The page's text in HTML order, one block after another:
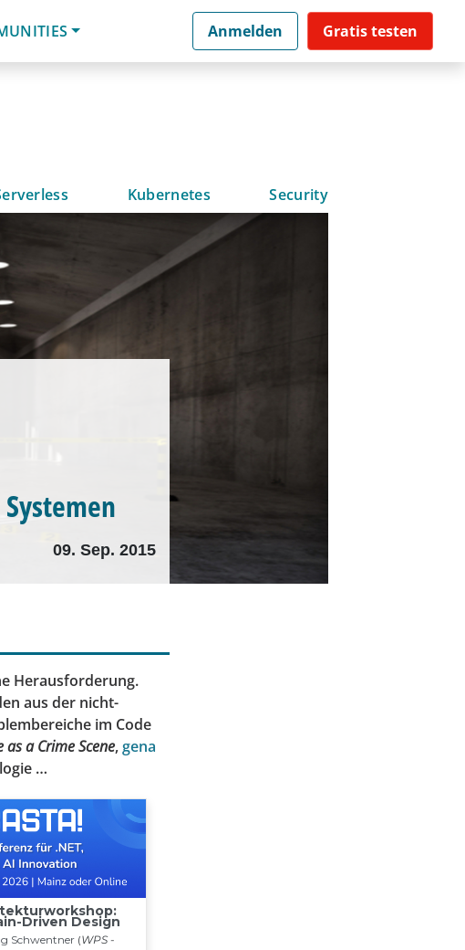
Anmelden Gratis testen
Kubernetes Security
09. Sep. 2015
Herausforderung.
aus der nicht-
im Code
as a Crime Scene,gena
…